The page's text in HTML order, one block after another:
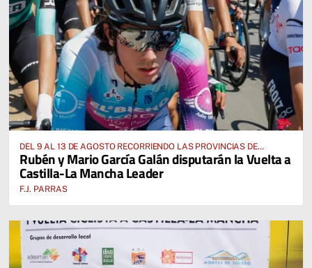
DEL 9 AL 13 DE AGOSTO RECORRIENDO LAS PROVINCIAS DE
CUENCA, ALBACETE, TOLEDO Y CIUDAD REAL
Rubén y Mario García Galán disputarán la Vuelta a
Castilla-La Mancha Leader
F.J. PARRAS